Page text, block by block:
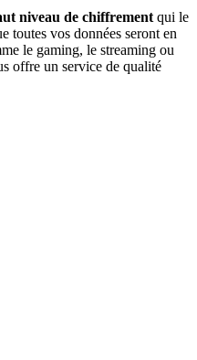
niveau de chiffrement qui le
toutes vos données seront en
le gaming, le streaming ou
offre un service de qualité